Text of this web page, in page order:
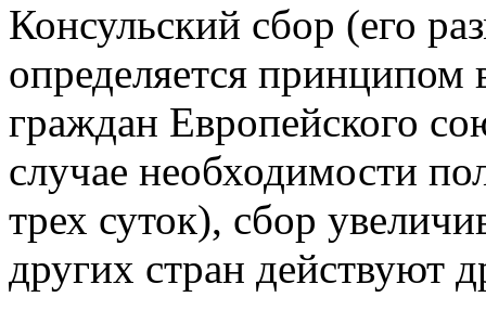
Консульский сбор (его
определяется принципом
граждан Европейского
случае необходимости
трех суток), сбор
других стран действуют